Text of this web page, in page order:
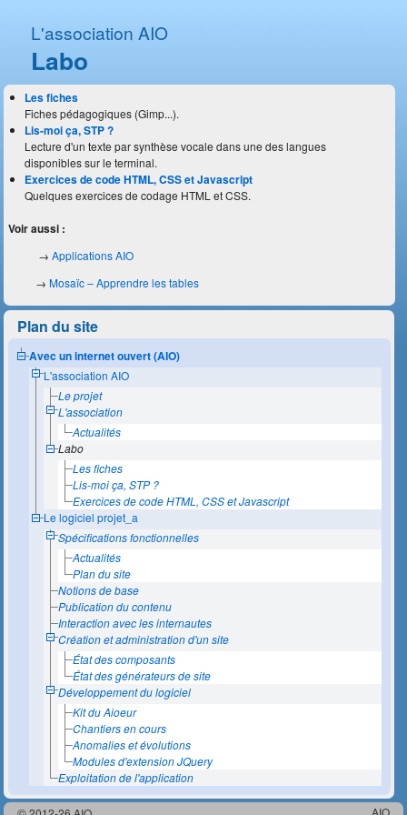
L'association AIO
Labo
Les fiches
Fiches pédagogiques (Gimp...).
Lis-moi ça, STP ?
Lecture d'un texte par synthèse vocale dans une des langues
disponibles sur le terminal.
Exercices de code HTML, CSS et Javascript
Quelques exercices de codage HTML et CSS.
Voir aussi :
→ Applications AIO
→ Mosaïc – Apprendre les tables
Plan du site
Avec un internet ouvert (AIO)
L'association AIO
Le projet
L'association
Actualités
Labo
Les fiches
Lis-moi ça, STP ?
Exercices de code HTML, CSS et Javascript
Le logiciel projet_a
Spécifications fonctionnelles
Actualités
Plan du site
Notions de base
Publication du contenu
Interaction avec les internautes
Création et administration d'un site
État des composants
État des générateurs de site
Développement du logiciel
Kit du Aioeur
Chantiers en cours
Anomalies et évolutions
Modules d'extension JQuery
Exploitation de l'application